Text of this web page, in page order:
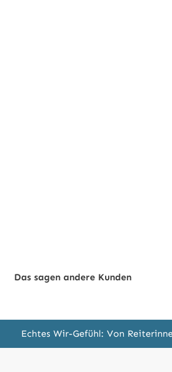
Das sagen andere Kunden
Echtes Wir-Gefühl: Von